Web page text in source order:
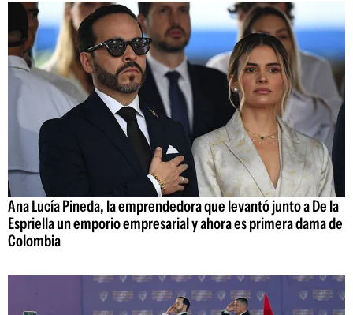
Ana Lucía Pineda, la emprendedora que levantó junto a De la
Espriella un emporio empresarial y ahora es primera dama de
Colombia